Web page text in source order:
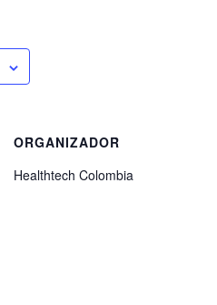
ORGANIZADOR
Healthtech Colombia